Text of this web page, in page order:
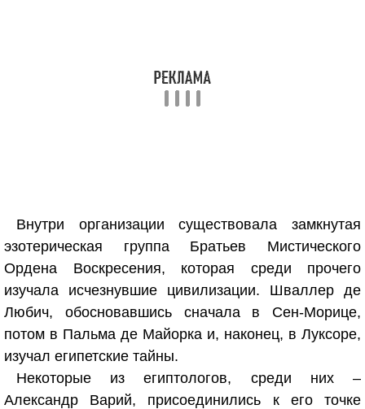
Внутри организации существовала замкнутая
эзотерическая группа Братьев Мистического
Ордена Воскресения, которая среди прочего
изучала исчезнувшие цивилизации. Шваллер де
Любич, обосновавшись сначала в Сен-Морице,
потом в Пальма де Майорка и, наконец, в Луксоре,
изучал египетские тайны.
Некоторые из египтологов, среди них –
Александр Варий, присоединились к его точке